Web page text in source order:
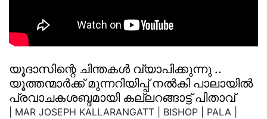
യൂദാസിന്റെ ചിന്തകള്‍ വ്യാപിക്കുന്നു ..
യൂത്തന്മാര്‍ക്ക് മുന്നറിയിപ്പ് നല്‍കി പാലായില്‍
പ്രവാചകശബ്ദമായി കല്ലറങ്ങാട്ട് പിതാവ്
| MAR JOSEPH KALLARANGATT | BISHOP | PALA |